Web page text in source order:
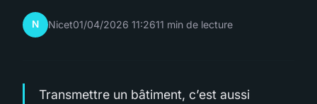
N Nicet01/04/2026 11:2611 min de lecture
Transmettre un bâtiment, c’est aussi